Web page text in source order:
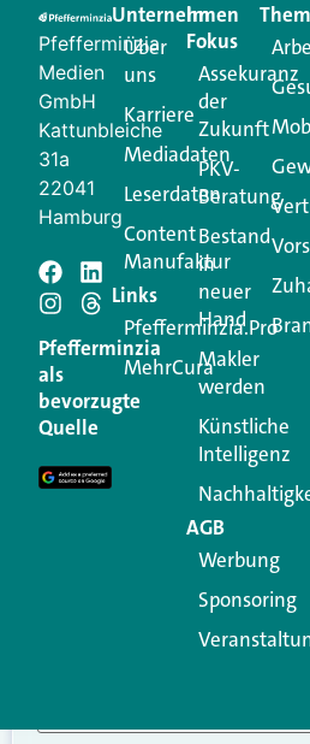
Creator für Ihre
Ihren Vertriebsalltag leichter
Login.
Jetzt anmelden
Schreiben Sie
Kommentar
Ihre E-Mail-Adresse wird nicht
Erforderliche Felder sind mit
Kommentar
Pfefferminzia
Medien
GmbH
Kattunbleiche
31a
22041
Hamburg
Pfefferminzia
als
bevorzugte
Quelle
Unternehmen
Über
uns
Karriere
Mediadaten
Leserdaten
Content
Manufaktur
Links
Pfefferminzia.Pro
MehrCura
Im
Fokus
Assekuranz
der
Zukunft
PKV-
Beratung
Bestand
in
neuer
Hand
Makler
werden
Künstliche
Intelligenz
AGB
Werbung
Sponsoring